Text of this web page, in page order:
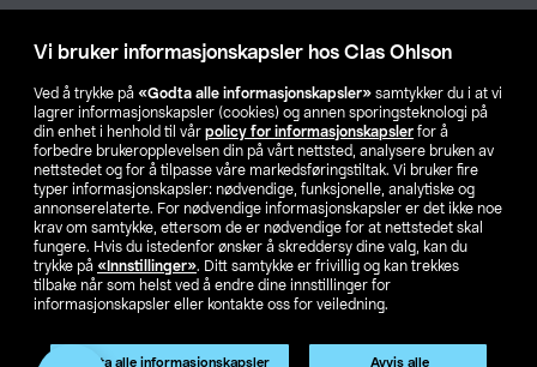
Vi bruker informasjonskapsler hos Clas Ohlson
Ved å trykke på «Godta alle informasjonskapsler» samtykker du i at vi
lagrer informasjonskapsler (cookies) og annen sporingsteknologi på
din enhet i henhold til vår policy for informasjonskapsler for å
forbedre brukeropplevelsen din på vårt nettsted, analysere bruken av
nettstedet og for å tilpasse våre markedsføringstiltak. Vi bruker fire
typer informasjonskapsler: nødvendige, funksjonelle, analytiske og
annonserelaterte. For nødvendige informasjonskapsler er det ikke noe
krav om samtykke, ettersom de er nødvendige for at nettstedet skal
fungere. Hvis du istedenfor ønsker å skreddersy dine valg, kan du
trykke på «Innstillinger». Ditt samtykke er frivillig og kan trekkes
tilbake når som helst ved å endre dine innstillinger for
informasjonskapsler eller kontakte oss for veiledning.
Godta alle informasjonskapsler Avvis alle
Våre selskaper
Finn din butikk
SE NO FI
Endre til priser ekskl. moms